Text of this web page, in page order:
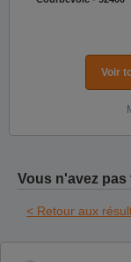
Voir
Vous n'avez
< Retour aux